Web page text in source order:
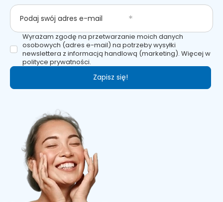
Podaj swój adres e-mail
Wyrażam zgodę na przetwarzanie moich danych
osobowych (adres e-mail) na potrzeby wysyłki
newslettera z informacją handlową (marketing). Więcej w
polityce prywatności.
Zapisz się!